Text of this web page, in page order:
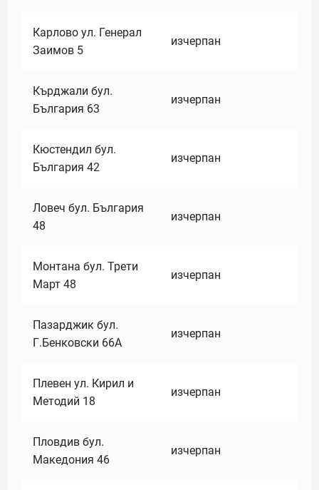
Карлово ул. Генерал
Заимов 5
изчерпан
Кърджали бул.
България 63
изчерпан
Кюстендил бул.
България 42
изчерпан
Ловеч бул. България
48
изчерпан
Монтана бул. Трети
Март 48
изчерпан
Пазарджик бул.
Г.Бенковски 66А
изчерпан
Плевен ул. Кирил и
Методий 18
изчерпан
Пловдив бул.
Македония 46
изчерпан